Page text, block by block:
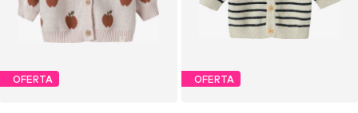
OFERTA OFERTA